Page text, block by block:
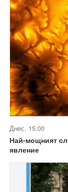
Днес, 15:00
Най-мощният
явление